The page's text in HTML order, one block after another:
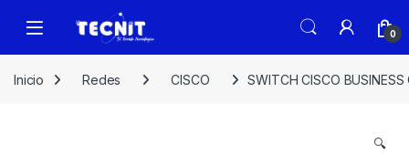
0
Inicio Redes CISCO SWITCH CISCO
🔍